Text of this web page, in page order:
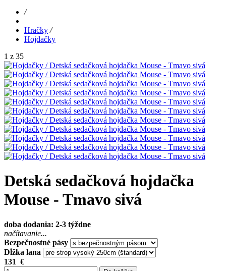
/
Hračky /
Hojdačky
1 z 35
Detská sedačková hojdačka
Mouse - Tmavo sivá
doba dodania: 2-3 týždne
načítavanie...
Bezpečnostné pásy
Dĺžka lana
131 €